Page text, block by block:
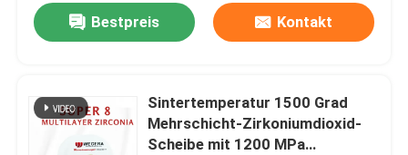
Zu Hause
Videos
Bestpreis Kontakt
Sintertemperatur 1500 Grad
Mehrschicht-Zirkoniumdioxid-
Scheibe mit 1200 MPa